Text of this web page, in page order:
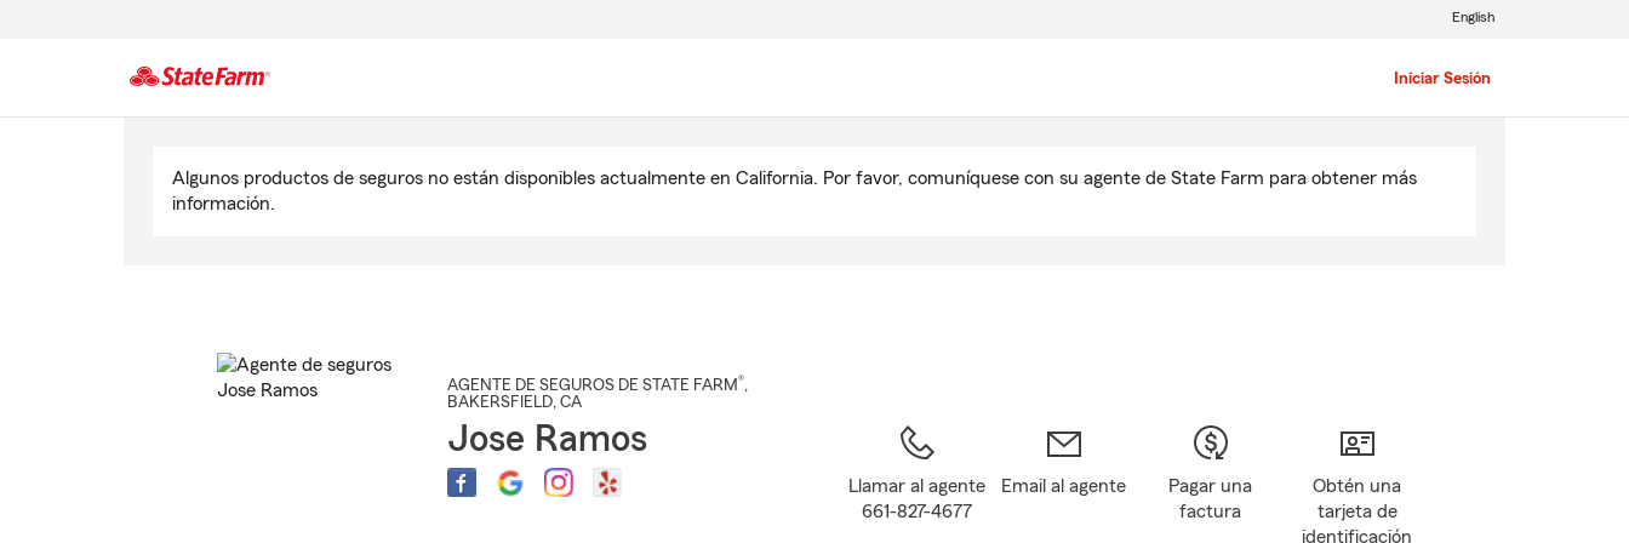
Iniciar Sesión
English
Algunos productos de seguros no están disponibles actualmente en California. Por favor, comuníquese con su agente de State Farm para obtener más
información.
AGENTE DE SEGUROS DE STATE FARM®,
BAKERSFIELD, CA
Jose Ramos
Llamar al agente
661-827-4677
Email al agente
Pagar una
factura
Obtén una
tarjeta de
identificación